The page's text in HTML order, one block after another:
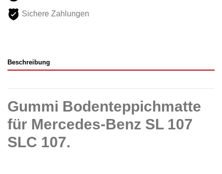
Sichere Zahlungen
Beschreibung
Gummi Bodenteppichmatte
für Mercedes-Benz SL 107
SLC 107.